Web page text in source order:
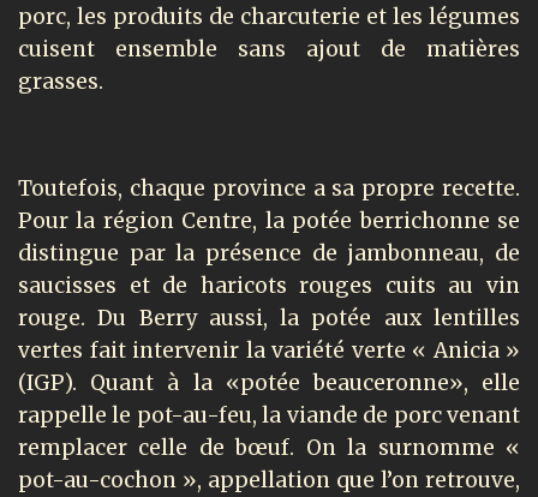
porc, les produits de charcuterie et les légumes
cuisent ensemble sans ajout de matières
grasses.
Toutefois, chaque province a sa propre recette.
Pour la région Centre, la potée berrichonne se
distingue par la présence de jambonneau, de
saucisses et de haricots rouges cuits au vin
rouge. Du Berry aussi, la potée aux lentilles
vertes fait intervenir la variété verte « Anicia »
(IGP). Quant à la «potée beauceronne», elle
rappelle le pot-au-feu, la viande de porc venant
remplacer celle de bœuf. On la surnomme «
pot-au-cochon », appellation que l’on retrouve,